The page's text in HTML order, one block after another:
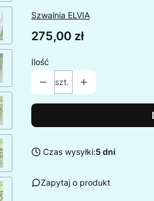
Szwalnia ELVIA
Cena
275,00 zł
Ilość
szt.
Czas wysyłki:5 dni
Zapytaj o produkt